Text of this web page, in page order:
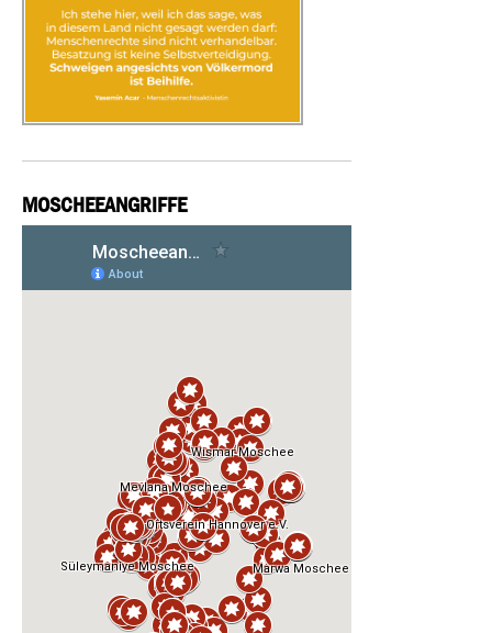
MOSCHEEANGRIFFE